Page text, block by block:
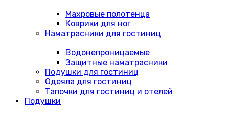
Махровые полотенца
Коврики для ног
Наматрасники для гостиниц
Водонепроницаемые
Защитные наматрасники
Подушки для гостиниц
Одеяла для гостиниц
Тапочки для гостиниц и отелей
Подушки